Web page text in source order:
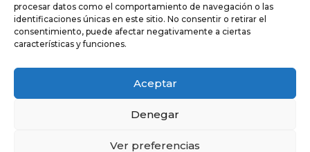
procesar datos como el comportamiento de navegación o las
identificaciones únicas en este sitio. No consentir o retirar el
consentimiento, puede afectar negativamente a ciertas
características y funciones.
Aceptar
Denegar
Ver preferencias
928 676 191
Privacidad |Política de Cookies